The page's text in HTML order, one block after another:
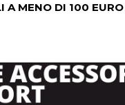
A MENO DI 100 EURO